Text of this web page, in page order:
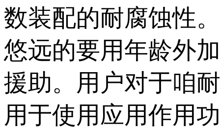
数装配的耐腐蚀性
悠远的要用年龄外
援助。用户对于咱
用于使用应用作用